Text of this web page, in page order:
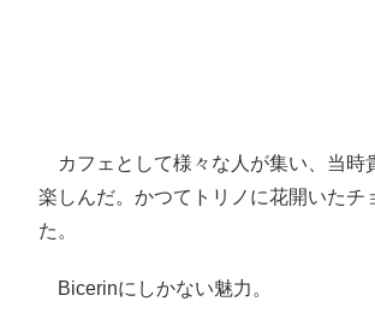
カフェとして様々な人が集い、当時
楽しんだ。かつてトリノに花開いた
た。
Bicerinにしかない魅力。